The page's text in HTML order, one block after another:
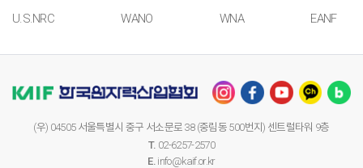
U.S.NRC
WANO WNA EANF
(우) 04505 서울특별시 중구 서소문로 38 (중림동 500번지) 센트럴타워 9층
T. 02-6257-2570
E. info@kaif.or.kr